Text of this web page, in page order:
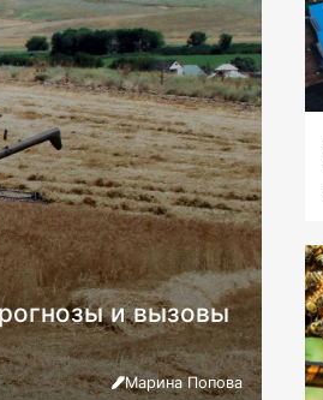
и вызовы
Марина Попова